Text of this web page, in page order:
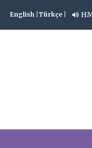
English | Türkçe |